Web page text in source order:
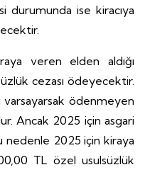
durumunda ise kiracıya
veren elden aldığı
cezası ödeyecektir.
varsayarsak ödenmeyen
Ancak 2025 için asgari
nedenle 2025 için kiraya
TL özel usulsüzlük